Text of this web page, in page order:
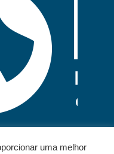
uma melhor